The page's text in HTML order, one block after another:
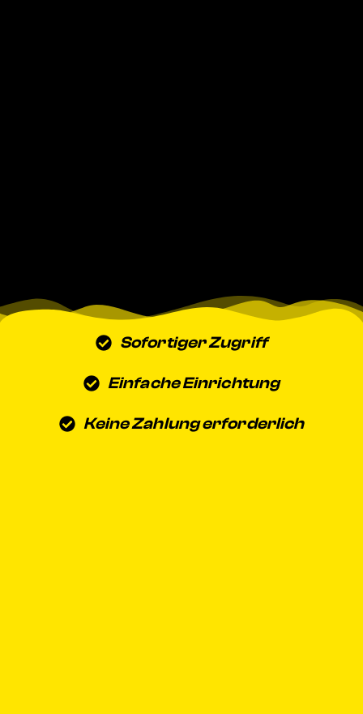
Sofortiger Zugriff
Einfache Einrichtung
Keine Zahlung erforderlich